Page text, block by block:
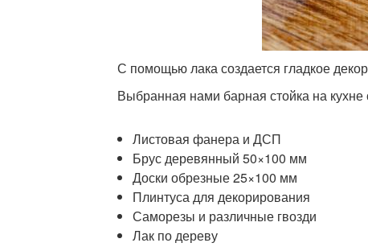
С помощью лака создается гладкое
Выбранная нами барная стойка на
Листовая фанера и ДСП
Брус деревянный 50×100 мм
Доски обрезные 25×100 мм
Плинтуса для декорирования
Саморезы и различные гвозди
Лак по дереву